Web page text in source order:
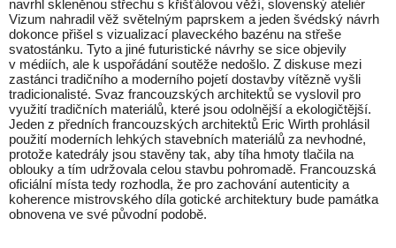
navrhl skleněnou střechu s křišťálovou věží, slovenský ateliér
Vizum nahradil věž světelným paprskem a jeden švédský návrh
dokonce přišel s vizualizací plaveckého bazénu na střeše
svatostánku. Tyto a jiné futuristické návrhy se sice objevily
v médiích, ale k uspořádání soutěže nedošlo. Z diskuse mezi
zastánci tradičního a moderního pojetí dostavby vítězně vyšli
tradicionalisté. Svaz francouzských architektů se vyslovil pro
využití tradičních materiálů, které jsou odolnější a ekologičtější.
Jeden z předních francouzských architektů Eric Wirth prohlásil
použití moderních lehkých stavebních materiálů za nevhodné,
protože katedrály jsou stavěny tak, aby tíha hmoty tlačila na
oblouky a tím udržovala celou stavbu pohromadě. Francouzská
oficiální místa tedy rozhodla, že pro zachování autenticity a
koherence mistrovského díla gotické architektury bude památka
obnovena ve své původní podobě.